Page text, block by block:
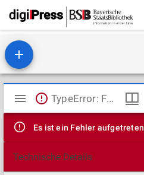
Mirador
Viewer
TypeError: Failed to fetch
Es ist ein Fehler aufgetreten
Technische Details